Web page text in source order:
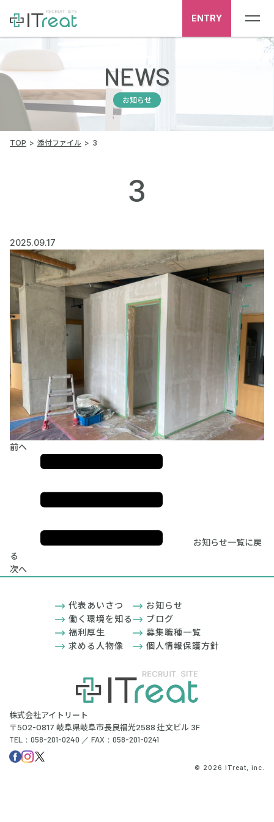
ENTRY
NEWS
お知らせ
TOP 添付ファイル 3
3
2025.09.17
前へ
お知らせ一覧に戻
る
次へ
株式会社アイトリート
〒502-0817 岐阜県岐阜市長良福光2588 辻文ビル 3F
TEL：058-201-0240 ／ FAX：058-201-0241
代表あいさつ
働く環境を知る
福利厚生
求める人物像
お知らせ
ブログ
募集職種一覧
個人情報保護方針
© 2026 ITreat, inc.